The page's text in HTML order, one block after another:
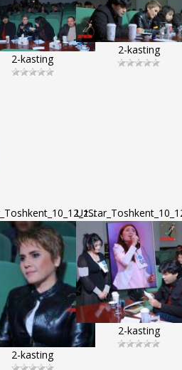
2-kasting
2-kasting
2-kasting
2-kasting